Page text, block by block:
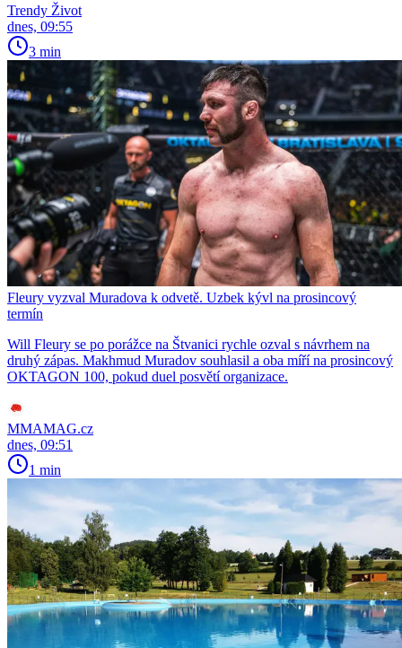
Trendy Život
dnes, 09:55
3 min
Fleury vyzval Muradova k odvetě. Uzbek kývl na prosincový
termín
Will Fleury se po porážce na Štvanici rychle ozval s návrhem na
druhý zápas. Makhmud Muradov souhlasil a oba míří na prosincový
OKTAGON 100, pokud duel posvětí organizace.
MMAMAG.cz
dnes, 09:51
1 min